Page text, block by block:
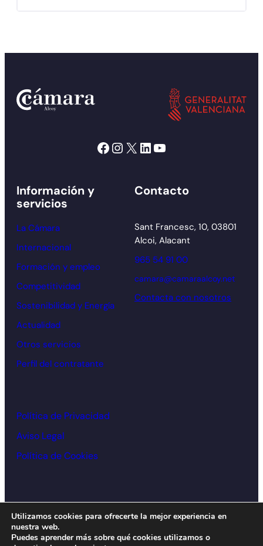
Facebook Instagram X LinkedIn YouTube
Información y
servicios
La Cámara
Internacional
Formación y empleo
Competitividad
Sostenibilidad y Energía
Actualidad
Otros servicios
Perfil del contratante
Contacto
Sant Francesc, 10, 03801
Alcoi, Alacant
965 54 91 00
camara@camaraalcoy.net
Contacta con nosotros
Política de Privacidad
Aviso Legal
Política de Cookies
Diseño y desarrollo:
Utilizamos cookies para ofrecerte la mejor experiencia en
nuestra web.
Puedes aprender más sobre qué cookies utilizamos o